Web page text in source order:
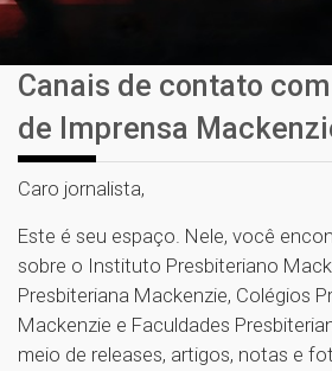
Canais de contato
de Imprensa
Caro jornalista,
Este é seu espaço. Nele, você
sobre o Instituto Presbiteriano
Presbiteriana Mackenzie, Colégios
Mackenzie e Faculdades
meio de releases, artigos, notas e